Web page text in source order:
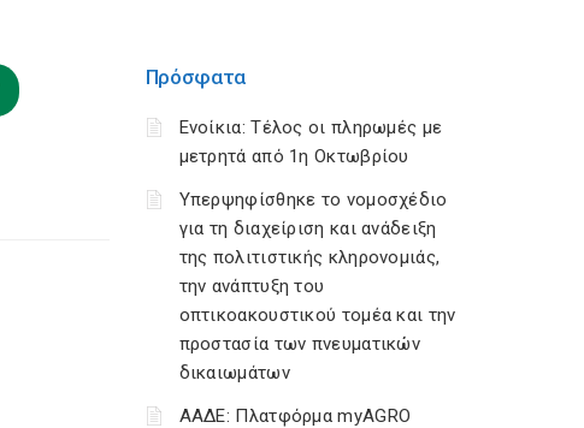
Πρόσφατα
Ενοίκια: Τέλος οι πληρωμές με
μετρητά από 1η Οκτωβρίου
Υπερψηφίσθηκε το νομοσχέδιο
για τη διαχείριση και ανάδειξη
της πολιτιστικής κληρονομιάς,
την ανάπτυξη του
οπτικοακουστικού τομέα και την
προστασία των πνευματικών
δικαιωμάτων
ΑΑΔΕ: Πλατφόρμα myAGRO